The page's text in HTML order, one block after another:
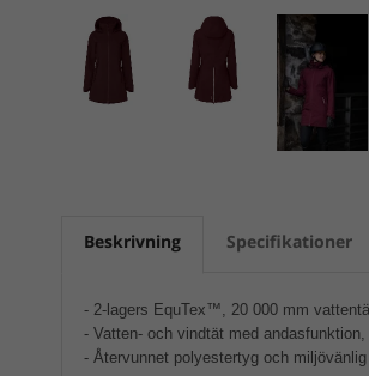
Beskrivning Specifikationer
- 2-lagers EquTex™, 20 000 mm
- Vatten- och vindtät med andasfunktion,
- Återvunnet polyestertyg och miljövänlig